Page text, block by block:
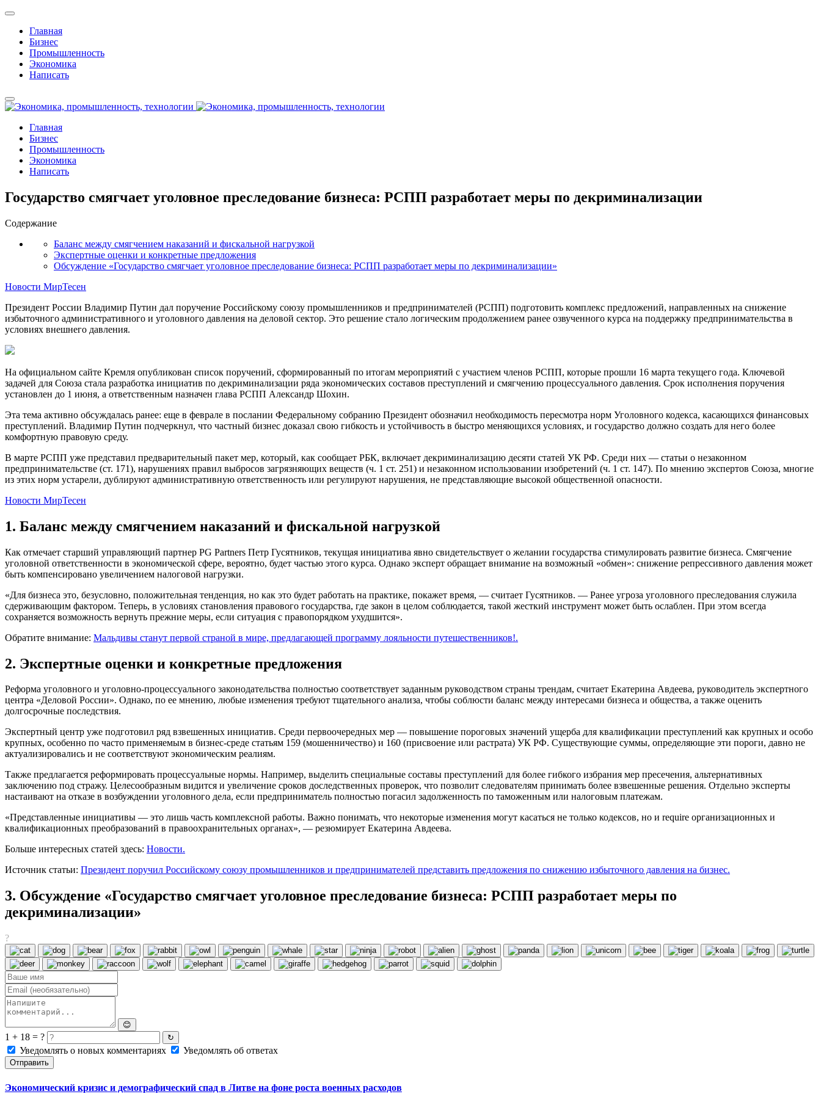
Главная
Бизнес
Промышленность
Экономика
Написать
Главная
Бизнес
Промышленность
Экономика
Написать
Государство смягчает уголовное преследование бизнеса: РСПП разработает меры по декриминализации
Содержание
Баланс между смягчением наказаний и фискальной нагрузкой
Экспертные оценки и конкретные предложения
Обсуждение «Государство смягчает уголовное преследование бизнеса: РСПП разработает меры по декриминализации»
Новости МирТесен
Президент России Владимир Путин дал поручение Российскому союзу промышленников и предпринимателей (РСПП) подготовить комплекс предложений, направленных на снижение
избыточного административного и уголовного давления на деловой сектор. Это решение стало логическим продолжением ранее озвученного курса на поддержку предпринимательства в
условиях внешнего давления.
На официальном сайте Кремля опубликован список поручений, сформированный по итогам мероприятий с участием членов РСПП, которые прошли 16 марта текущего года. Ключевой
задачей для Союза стала разработка инициатив по декриминализации ряда экономических составов преступлений и смягчению процессуального давления. Срок исполнения поручения
установлен до 1 июня, а ответственным назначен глава РСПП Александр Шохин.
Эта тема активно обсуждалась ранее: еще в феврале в послании Федеральному собранию Президент обозначил необходимость пересмотра норм Уголовного кодекса, касающихся финансовых
преступлений. Владимир Путин подчеркнул, что частный бизнес доказал свою гибкость и устойчивость в быстро меняющихся условиях, и государство должно создать для него более
комфортную правовую среду.
В марте РСПП уже представил предварительный пакет мер, который, как сообщает РБК, включает декриминализацию десяти статей УК РФ. Среди них — статьи о незаконном
предпринимательстве (ст. 171), нарушениях правил выбросов загрязняющих веществ (ч. 1 ст. 251) и незаконном использовании изобретений (ч. 1 ст. 147). По мнению экспертов Союза, многие
из этих норм устарели, дублируют административную ответственность или регулируют нарушения, не представляющие высокой общественной опасности.
Новости МирТесен
1. Баланс между смягчением наказаний и фискальной нагрузкой
Как отмечает старший управляющий партнер PG Partners Петр Гусятников, текущая инициатива явно свидетельствует о желании государства стимулировать развитие бизнеса. Смягчение
уголовной ответственности в экономической сфере, вероятно, будет частью этого курса. Однако эксперт обращает внимание на возможный «обмен»: снижение репрессивного давления может
быть компенсировано увеличением налоговой нагрузки.
«Для бизнеса это, безусловно, положительная тенденция, но как это будет работать на практике, покажет время, — считает Гусятников. — Ранее угроза уголовного преследования служила
сдерживающим фактором. Теперь, в условиях становления правового государства, где закон в целом соблюдается, такой жесткий инструмент может быть ослаблен. При этом всегда
сохраняется возможность вернуть прежние меры, если ситуация с правопорядком ухудшится».
Обратите внимание: Мальдивы станут первой страной в мире, предлагающей программу лояльности путешественников!.
2. Экспертные оценки и конкретные предложения
Реформа уголовного и уголовно-процессуального законодательства полностью соответствует заданным руководством страны трендам, считает Екатерина Авдеева, руководитель экспертного
центра «Деловой России». Однако, по ее мнению, любые изменения требуют тщательного анализа, чтобы соблюсти баланс между интересами бизнеса и общества, а также оценить
долгосрочные последствия.
Экспертный центр уже подготовил ряд взвешенных инициатив. Среди первоочередных мер — повышение пороговых значений ущерба для квалификации преступлений как крупных и особо
крупных, особенно по часто применяемым в бизнес-среде статьям 159 (мошенничество) и 160 (присвоение или растрата) УК РФ. Существующие суммы, определяющие эти пороги, давно не
актуализировались и не соответствуют экономическим реалиям.
Также предлагается реформировать процессуальные нормы. Например, выделить специальные составы преступлений для более гибкого избрания мер пресечения, альтернативных
заключению под стражу. Целесообразным видится и увеличение сроков доследственных проверок, что позволит следователям принимать более взвешенные решения. Отдельно эксперты
настаивают на отказе в возбуждении уголовного дела, если предприниматель полностью погасил задолженность по таможенным или налоговым платежам.
«Представленные инициативы — это лишь часть комплексной работы. Важно понимать, что некоторые изменения могут касаться не только кодексов, но и require организационных и
квалификационных преобразований в правоохранительных органах», — резюмирует Екатерина Авдеева.
Больше интересных статей здесь: Новости.
Источник статьи: Президент поручил Российскому союзу промышленников и предпринимателей представить предложения по снижению избыточного давления на бизнес.
3. Обсуждение «Государство смягчает уголовное преследование бизнеса: РСПП разработает меры по
декриминализации»
?
😊
1 + 18 = ? ↻
Уведомлять о новых комментариях Уведомлять об ответах
Отправить
Экономический кризис и демографический спад в Литве на фоне роста военных расходов